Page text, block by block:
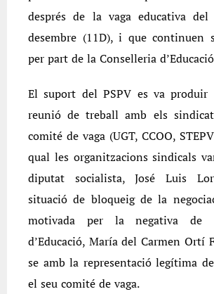
després de la vaga educativa
desembre (11D), i que continuen
per part de la Conselleria
El suport del PSPV es va produir
reunió de treball amb els
comité de vaga (UGT, CCOO,
qual les organitzacions sindicals
diputat socialista, José Luis
situació de bloqueig de la
motivada per la negativa de
d’Educació, María del Carmen Ortí
se amb la representació legítima
el seu comité de vaga.